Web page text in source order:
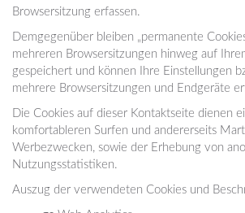
Browsersitzung erfassen.
Demgegenüber bleiben „permanente
mehreren Browsersitzungen hinweg auf
gespeichert und können Ihre Einstellungen
mehrere Browsersitzungen und Endgeräte
Die Cookies auf dieser Kontaktseite dienen
komfortableren Surfen und andererseits
Werbezwecken, sowie der Erhebung von
Nutzungsstatistiken.
Auszug der verwendeten Cookies und